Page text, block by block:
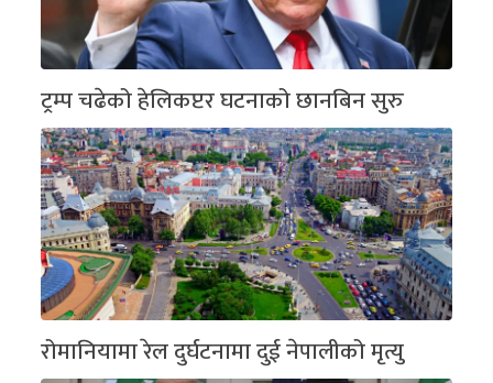
ट्रम्प चढेको हेलिकप्टर घटनाको छानबिन सुरु
रोमानियामा रेल दुर्घटनामा दुई नेपालीको मृत्यु